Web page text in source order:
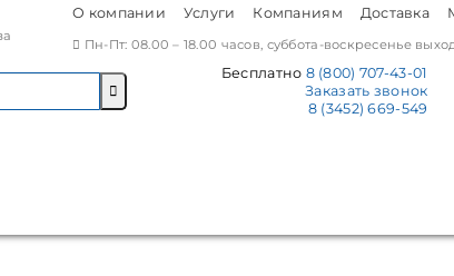
О компании Услуги Компаниям Доставка
Пн-Пт: 08.00 – 18.00 часов, суббота-воскресенье
Бесплатно 8 (800) 707-43-01
Заказать звонок
8 (3452) 669-549